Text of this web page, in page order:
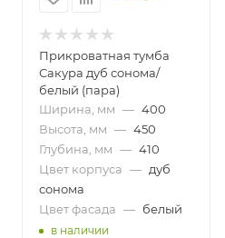
Прикроватная тумба
Сакура дуб сонома/
белый (пара)
Ширина, мм — 400
Высота, мм — 450
Глубина, мм — 410
Цвет корпуса — дуб
сонома
Цвет фасада — белый
в наличии